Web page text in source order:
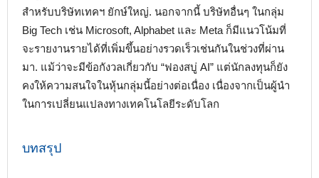
สำหรับบริษัทเทคฯ ยักษ์ใหญ่. นอกจากนี้ บริษัทอื่นๆ ในกลุ่ม
Big Tech เช่น Microsoft, Alphabet และ Meta ก็มีแนวโน้มที่
จะรายงานรายได้ที่เพิ่มขึ้นอย่างรวดเร็วเช่นกันในช่วงที่ผ่าน
มา. แม้ว่าจะมีข้อกังวลเกี่ยวกับ “ฟองสบู่ AI” แต่นักลงทุนก็ยัง
คงให้ความสนใจในหุ้นกลุ่มนี้อย่างต่อเนื่อง เนื่องจากเป็นผู้นำ
ในการเปลี่ยนแปลงทางเทคโนโลยีระดับโลก
บทสรุป